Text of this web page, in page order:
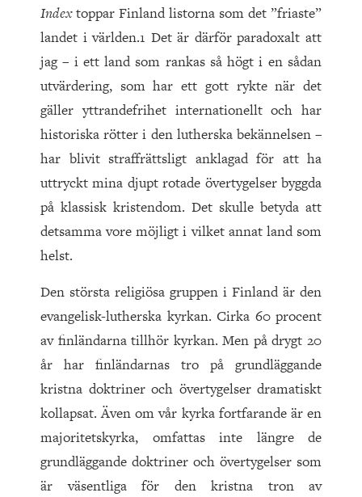
Indextoppar Finland listorna som det ”friaste”
landet i världen.1 Det är därför paradoxalt att
jag – i ett land som rankas så högt i en sådan
utvärdering, som har ett gott rykte när det
gäller yttrandefrihet internationellt och har
historiska rötter i den lutherska bekännelsen –
har blivit straffrättsligt anklagad för att ha
uttryckt mina djupt rotade övertygelser byggda
på klassisk kristendom. Det skulle betyda att
detsamma vore möjligt i vilket annat land som
helst.
Den största religiösa gruppen i Finland är den
evangelisk-lutherska kyrkan. Cirka 60 procent
av finländarna tillhör kyrkan. Men på drygt 20
år har finländarnas tro på grundläggande
kristna doktriner och övertygelser dramatiskt
kollapsat. Även om vår kyrka fortfarande är en
majoritetskyrka, omfattas inte längre de
grundläggande doktriner och övertygelser som
är väsentliga för den kristna tron av